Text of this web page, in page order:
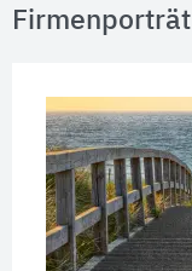
Firmenporträt